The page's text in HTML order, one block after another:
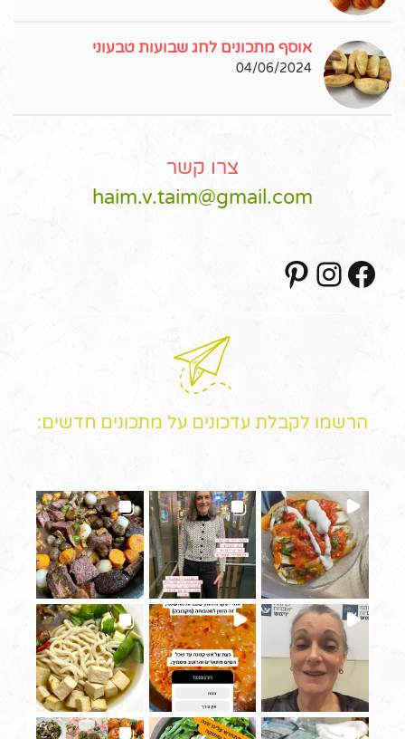
אוסף מתכונים לחג שבועות טבעוני
04/06/2024
צרו קשר
haim.v.taim@gmail.com
Facebook
Instagram
הרשמו לקבלת עדכונים על מתכונים חדשים: